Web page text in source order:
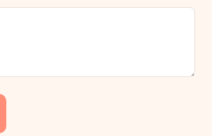
entrega podem ser encontrados na
questão. Vale lembrar que estas datas
posso escolher?
é possível escolher uma opção de
são enviados numa caixa ou num
Gostaria de saber em qual opção o seu